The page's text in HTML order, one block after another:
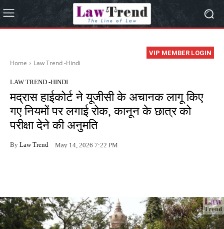
VIP MEMBER LOGIN
Home Law Trend -Hindi
LAW TREND -HINDI
मद्रास हाईकोर्ट ने यूजीसी के अचानक लागू किए
गए नियमों पर लगाई रोक, कानून के छात्र को
परीक्षा देने की अनुमति
By Law Trend May 14, 2026 7:22 PM